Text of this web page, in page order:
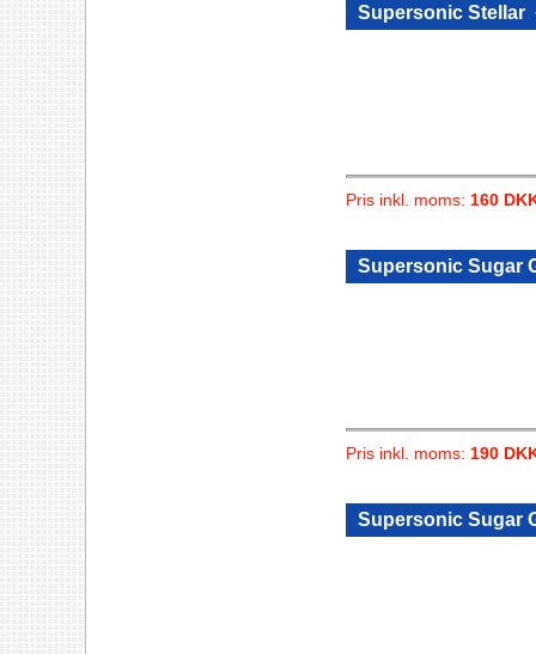
Supersonic Stellar
Pris inkl. moms: 160
Supersonic Sugar
Pris inkl. moms: 190
Supersonic Sugar